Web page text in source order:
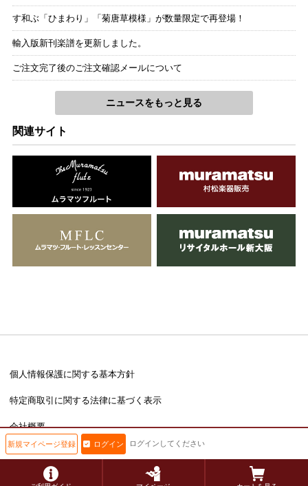
す和ぶ「ひまわり」「菊唐草模様」が数量限定で再登場！
輸入版新刊楽譜を更新しました。
ご注文完了後のご注文確認メールについて
ニュースをもっと見る
関連サイト
個人情報保護に関する基本方針
特定商取引に関する法律に基づく表示
会社概要
Copyright © muramatsu inc. All Rights Reserved.
新規マイページ登録 ログイン ログインしてください